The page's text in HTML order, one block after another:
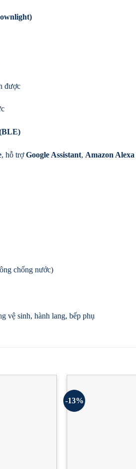
được
, hỗ trợGoogle Assistant, Amazon Alexa
chống nước)
vệ sinh, hành lang, bếp phụ
-13%